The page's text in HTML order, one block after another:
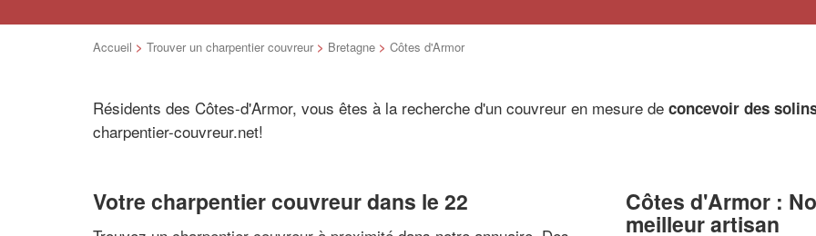
Accueil > Trouver un charpentier couvreur > Bretagne > Côtes d'Armor
Résidents des Côtes-d'Armor, vous êtes à la recherche d'un couvreur en mesure de concevoir des
charpentier-couvreur.net!
Votre charpentier couvreur dans le 22 Côtes d'Armor :
meilleur artisan